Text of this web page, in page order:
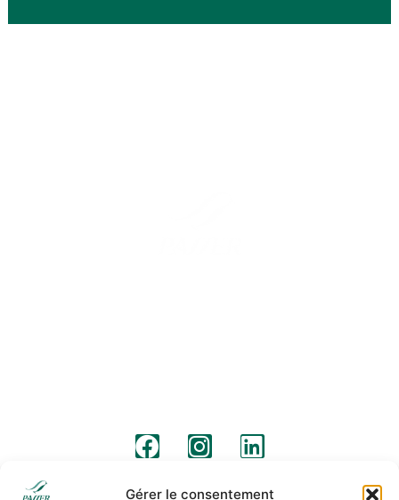
Gérer le consentement
Avis juridique Clauses légales Politique de cookies